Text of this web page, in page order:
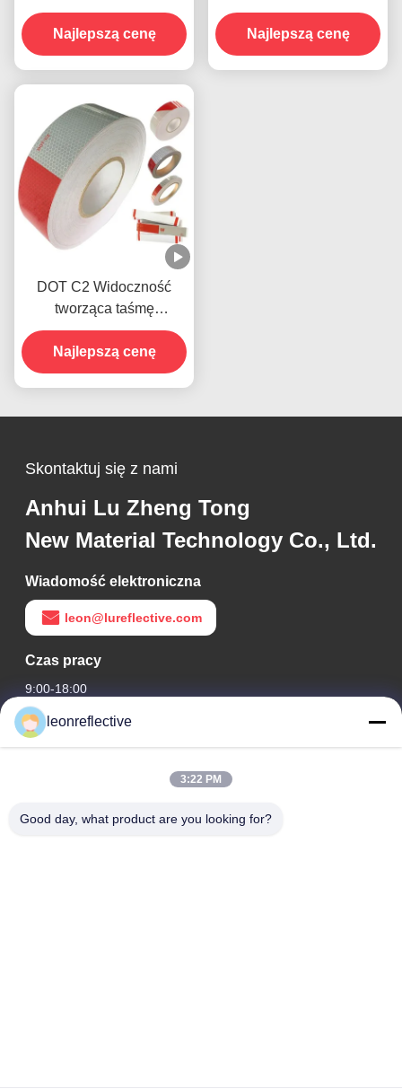
Najlepszą cenę
Retro DOT C2 dla
przyczep
Najlepszą cenę
DOT C2 Widoczność
tworząca taśmę
ostrzegawczą Hi Vis dla
przyczep
Najlepszą cenę
Skontaktuj się z nami
Anhui Lu Zheng Tong
New Material Technology Co., Ltd.
Wiadomość elektroniczna
leon@lureflective.com
Czas pracy
9:00-18:00
Nasz adres
2 piętro, budynek D2, Huayi Science and Technology Park,
leonreflective
3:22 PM
Good day, what product are you looking for?